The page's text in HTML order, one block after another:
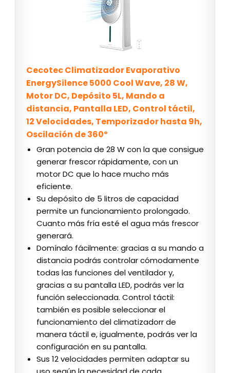
Cecotec Climatizador Evaporativo
EnergySilence 5000 Cool Wave, 28 W,
Motor DC, Depósito 5L, Mando a
distancia, Pantalla LED, Control táctil,
12 Velocidades, Temporizador hasta 9h,
Oscilación de 360º
Gran potencia de 28 W con la que consigue
generar frescor rápidamente, con un
motor DC que lo hace mucho más
eficiente.
Su depósito de 5 litros de capacidad
permite un funcionamiento prolongado.
Cuanto más fría esté el agua más frescor
generará.
Domínalo fácilmente: gracias a su mando a
distancia podrás controlar cómodamente
todas las funciones del ventilador y,
gracias a su pantalla LED, podrás ver la
función seleccionada. Control táctil:
también es posible seleccionar el
funcionamiento del climatizadorr de
manera táctil e, igualmente, podrás ver la
configuración en su pantalla.
Sus 12 velocidades permiten adaptar su